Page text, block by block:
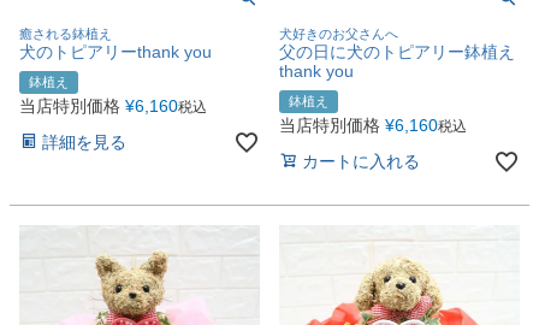
癒される鉢植え
犬のトピアリーthank you
鉢植え
当店特別価格 ¥6,160税込
詳細を見る
犬好きのお父さんへ
父の日に犬のトピアリー鉢植え
thank you
鉢植え
当店特別価格 ¥6,160税込
カートに入れる